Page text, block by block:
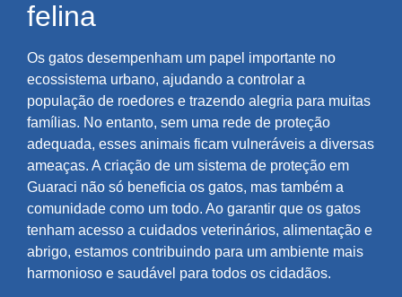
felina
Os gatos desempenham um papel importante no
ecossistema urbano, ajudando a controlar a
população de roedores e trazendo alegria para muitas
famílias. No entanto, sem uma rede de proteção
adequada, esses animais ficam vulneráveis a diversas
ameaças. A criação de um sistema de proteção em
Guaraci não só beneficia os gatos, mas também a
comunidade como um todo. Ao garantir que os gatos
tenham acesso a cuidados veterinários, alimentação e
abrigo, estamos contribuindo para um ambiente mais
harmonioso e saudável para todos os cidadãos.